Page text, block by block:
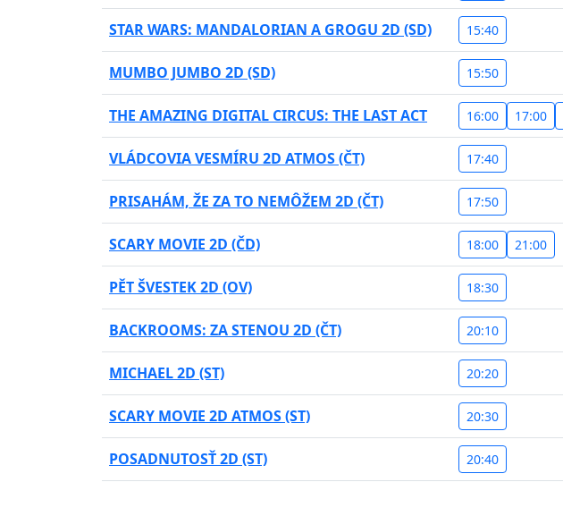
STAR WARS: MANDALORIAN A GROGU 2D (SD) 15:40
MUMBO JUMBO 2D (SD) 15:50
THE AMAZING DIGITAL CIRCUS: THE LAST ACT 16:00 17:00
VLÁDCOVIA VESMÍRU 2D ATMOS (ČT) 17:40
PRISAHÁM, ŽE ZA TO NEMÔŽEM 2D (ČT) 17:50
SCARY MOVIE 2D (ČD) 18:00 21:00
PĚT ŠVESTEK 2D (OV) 18:30
BACKROOMS: ZA STENOU 2D (ČT) 20:10
MICHAEL 2D (ST) 20:20
SCARY MOVIE 2D ATMOS (ST) 20:30
POSADNUTOSŤ 2D (ST) 20:40